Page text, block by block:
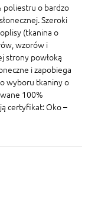
poliestru o bardzo
Szeroki
(tkanina o
wzorów i
strony powłoką
i zapobiega
wyboru tkaniny o
100%
certyfikat: Oko –